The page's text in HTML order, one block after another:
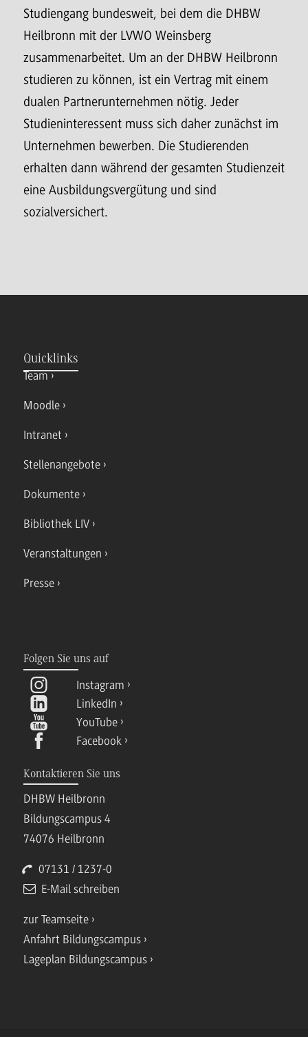
Studiengang bundesweit, bei dem die DHBW
Heilbronn mit der LVWO Weinsberg
zusammenarbeitet. Um an der DHBW Heilbronn
studieren zu können, ist ein Vertrag mit einem
dualen Partnerunternehmen nötig. Jeder
Studieninteressent muss sich daher zunächst im
Unternehmen bewerben. Die Studierenden
erhalten dann während der gesamten Studienzeit
eine Ausbildungsvergütung und sind
sozialversichert.
Quicklinks
Team
Moodle
Intranet
Stellenangebote
Dokumente
Bibliothek LIV
Veranstaltungen
Presse
Folgen Sie uns auf
Instagram
LinkedIn
YouTube
Facebook
Kontaktieren Sie uns
DHBW Heilbronn
Bildungscampus 4
74076 Heilbronn
07131 / 1237-0
E-Mail schreiben
zur Teamseite
Anfahrt Bildungscampus
Lageplan Bildungscampus